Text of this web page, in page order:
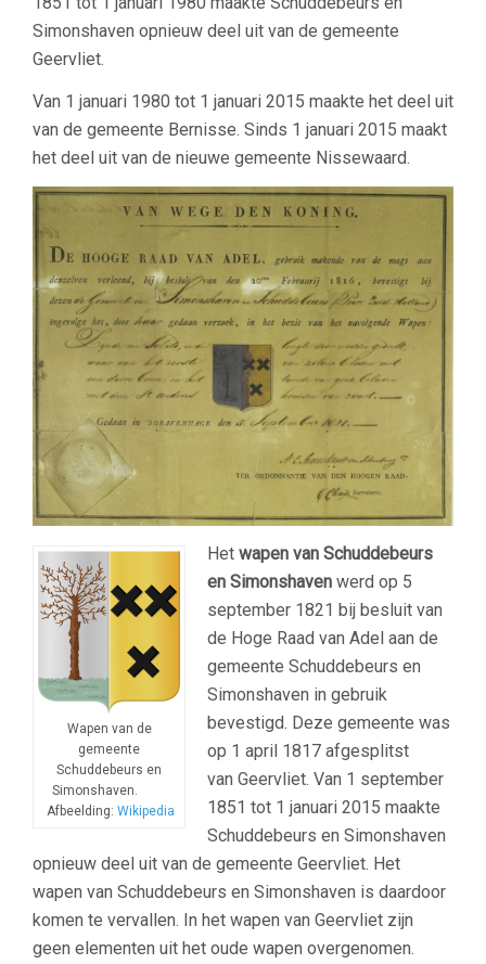
Simonshaven opnieuw deel uit van de gemeente
Geervliet.
Van 1 januari 1980 tot 1 januari 2015 maakte het deel uit
van de gemeente Bernisse. Sinds 1 januari 2015 maakt
het deel uit van de nieuwe gemeente Nissewaard.
Wapen van de
gemeente
Schuddebeurs en
Simonshaven.
Afbeelding: Wikipedia
Het wapen van Schuddebeurs
en Simonshaven werd op 5
september 1821 bij besluit van
de Hoge Raad van Adel aan de
gemeente Schuddebeurs en
Simonshaven in gebruik
bevestigd. Deze gemeente was
op 1 april 1817 afgesplitst
van Geervliet. Van 1 september
1851 tot 1 januari 2015 maakte
Schuddebeurs en Simonshaven
opnieuw deel uit van de gemeente Geervliet. Het
wapen van Schuddebeurs en Simonshaven is daardoor
komen te vervallen. In het wapen van Geervliet zijn
geen elementen uit het oude wapen overgenomen.